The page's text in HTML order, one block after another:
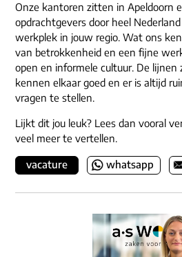
Onze kantoren zitten in Apeldoorn
opdrachtgevers door heel
werkplek in jouw regio. Wat ons
van betrokkenheid en een fijne
open en informele cultuur. De lijnen
kennen elkaar goed en er is altijd
vragen te stellen.
Lijkt dit jou leuk? Lees dan vooral
veel meer te vertellen.
vacature whatsapp